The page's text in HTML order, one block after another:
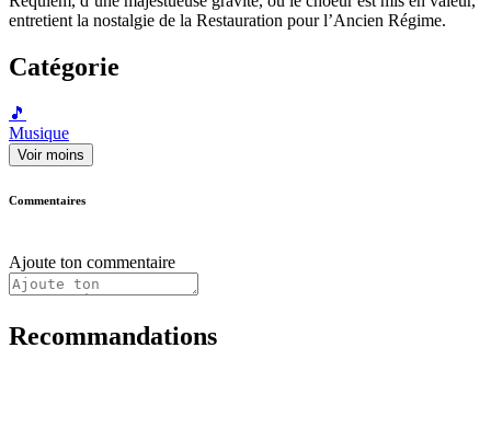
entretient la nostalgie de la Restauration pour l’Ancien Régime.
Catégorie
🎵
Musique
Voir moins
Commentaires
Ajoute ton commentaire
Recommandations